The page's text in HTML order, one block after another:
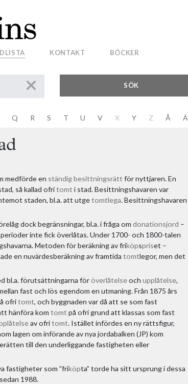
KONTAKT BÖCKER
SÖK
Q R S T U V X Y Z Å Ä
medförde en ständig besittningsrätt för nyttjaren. En
så kallad ofritomt i stad. Besittningshavaren var
staden, bl.a. att utgetomtlega. Besittningshavaren
dock begränsningar, bl.a. i fråga om donationsjord –
inte fick överlåtas. Under 1700- och 1800-talen
Metoden för beräkning av friköpspriset –
en nuvärdesberäkning av framtida tomtlegor, men det
bl.a. förutsättningarna föröverlåtelseoch upplåtelse,
fast och lös egendom en utmaning. Från 1875 års
ofritomt, och byggnaden var då att se som fast
hänföra kom tomt på ofri grund att klassas som fast
av ofritomt. Istället infördes en ny rättsfigur,
lagen om införande av nya jordabalken (JP) kom
till den underliggande fastigheten eller
fastigheter som ”friköpta” torde ha sitt ursprung i dessa
1988.